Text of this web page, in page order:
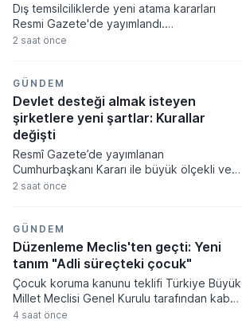
Dış temsilciliklerde yeni atama kararları
Resmi Gazete'de yayımlandı.
Cumhurbaşkanı Recep Tayyip Erdoğan'ın
büyükelçilikleri ile Birleşmiş Milletler
Cenevre Ofisi nezdindeki Daimi
Temsilciliğe yeni isimler getirildi.
2 saat önce
GÜNDEM
Devlet desteği almak isteyen
şirketlere yeni şartlar: Kurallar
değişti
Resmî Gazete’de yayımlanan
Cumhurbaşkanı Kararı ile büyük ölçekli ve
stratejik yatırımlara verilen proje bazlı
tutarlarından başvuru yöntemine, enerji
desteğinden yabancı yatırımcılarla
yapılabilecek özel sözleşmelere kadar
birçok başlıkta değişikliğe gidildi. Teknoloji
Hamlesi Programı kapsamındaki yatırımlar
için 100 milyon TL, diğer büyük projeler için
ise 2 milyar TL seviyesinde yatırım veya Ar-
2 saat önce
GÜNDEM
Düzenleme Meclis'ten geçti: Yeni
tanım "Adli süreçteki çocuk"
Çocuk koruma kanunu teklifi Türkiye Büyük
Millet Meclisi Genel Kurulu tarafından kabul
edilerek yasalaştı. Yasalaşan yeni
4 saat önce